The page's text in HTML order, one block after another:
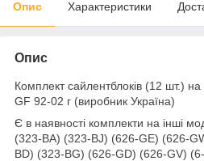
Опис Характеристики
Опис
Комплект сайлентблоків (12 шт.)
GF 92-02 г (виробник Україна)
Є в наявності комплекти на інші
(323-BA) (323-BJ) (626-GE) (626-
BD) (323-BG) (626-GD) (626-GV)